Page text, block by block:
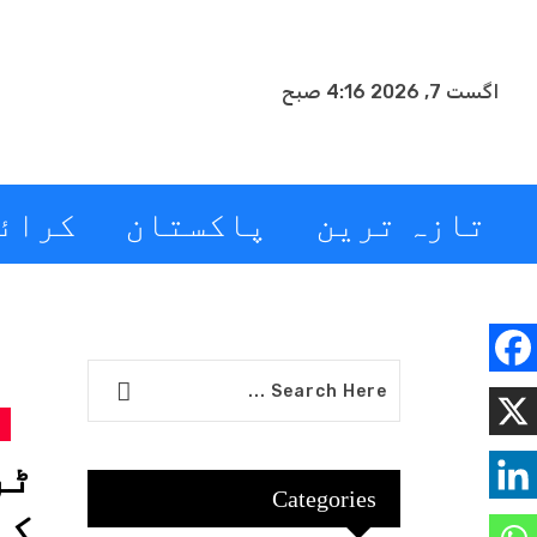
اگست 7, 2026 4:16 صبح
تازہ ترین پاکستان
Categories